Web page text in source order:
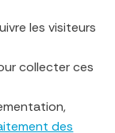
les visiteurs
collecter ces
des